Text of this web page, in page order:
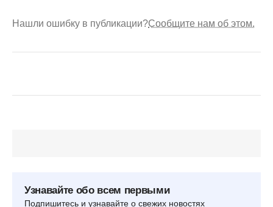
Нашли ошибку в публикации?Сообщите нам об этом.
Узнавайте обо всем первыми
Подпишитесь и узнавайте о свежих новостях